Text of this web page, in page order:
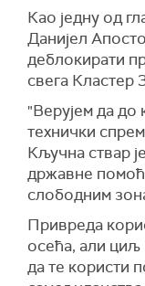
Као једну од
Данијел
деблокирати
свега Кластер
"Верујем да до
технички
Кључна ствар
државне
слободним
Привреда
осећа, али циљ
да те користи